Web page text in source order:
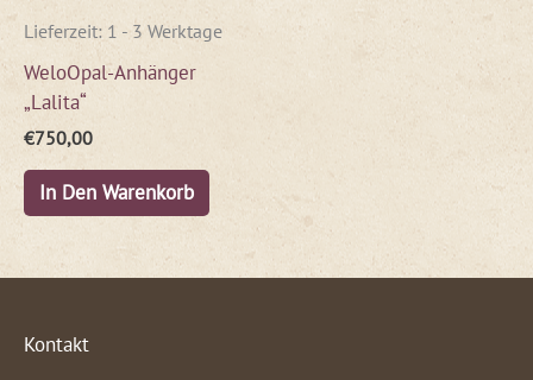
Lieferzeit: 1 - 3 Werktage
WeloOpal-Anhänger
„Lalita“
€750,00
In Den Warenkorb
Kontakt